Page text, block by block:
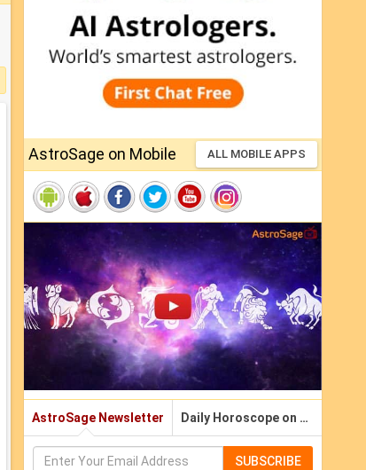
AstroSage on Mobile ALL MOBILE APPS
AstroSage Newsletter Daily Horoscope on Email
SUBSCRIBE